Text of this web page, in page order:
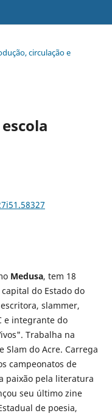
circulação e
Medusa, tem 18
do Estado do
slammer,
e integrante do
Trabalha na
Slam do Acre. Carrega
campeonatos de
paixão pela literatura
seu último zine
de poesia,